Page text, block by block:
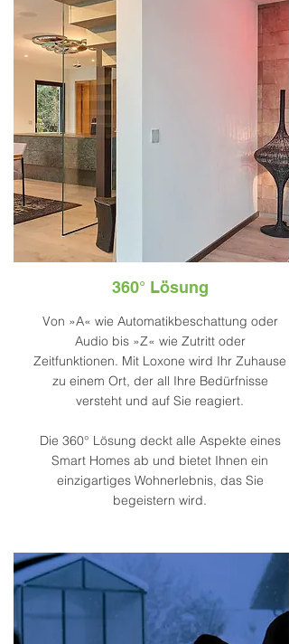
360° Lösung
Von »A« wie Automatikbeschattung oder
Audio bis »Z« wie Zutritt oder
Zeitfunktionen. Mit Loxone wird Ihr Zuhause
zu einem Ort, der all Ihre Bedürfnisse
versteht und auf Sie reagiert.
Die 360° Lösung deckt alle Aspekte eines
Smart Homes ab und bietet Ihnen ein
einzigartiges Wohnerlebnis, das Sie
begeistern wird.